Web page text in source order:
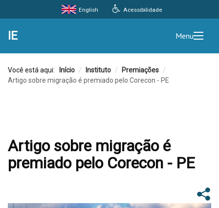
Acessibilidade
English
IE Menu
Você está aqui: Início / Instituto / Premiações /
Artigo sobre migração é premiado pelo Corecon - PE
Artigo sobre migração é
premiado pelo Corecon - PE